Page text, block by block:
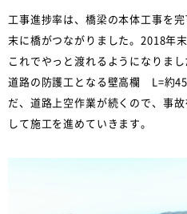
工事進捗率は、橋梁の本体工事を
末に橋がつながりました。2018年
これでやっと渡れるようになりま
道路の防護工となる壁高欄 L=約
だ、道路上空作業が続くので、事
して施工を進めていきます。